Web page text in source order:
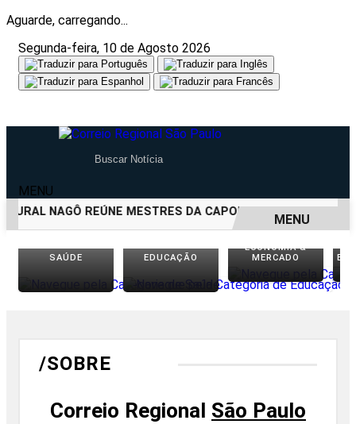
Aguarde, carregando...
Segunda-feira, 10 de Agosto 2026
MENU
NAGÔ REÚNE MESTRES DA CAPOEIRA ANGOLA EM
EM ALTA
MENU
SAÚDE EDUCAÇÃO
ECONOMIA &
MERCADO
/SOBRE
Correio Regional São Paulo